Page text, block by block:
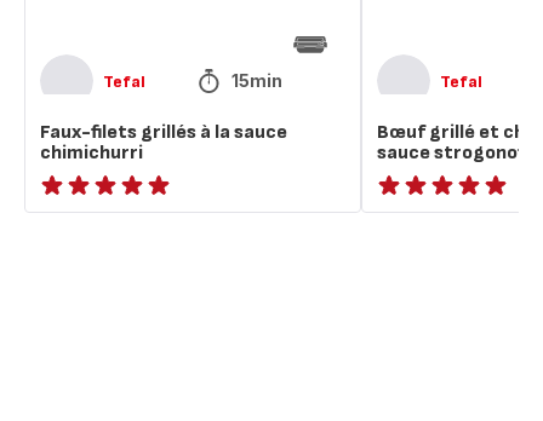
Tefal 15min
Faux-filets grillés à la sauce
chimichurri
ratings.NaN
Tefal
Bœuf grillé et
sauce strogonoff
ratings.NaN